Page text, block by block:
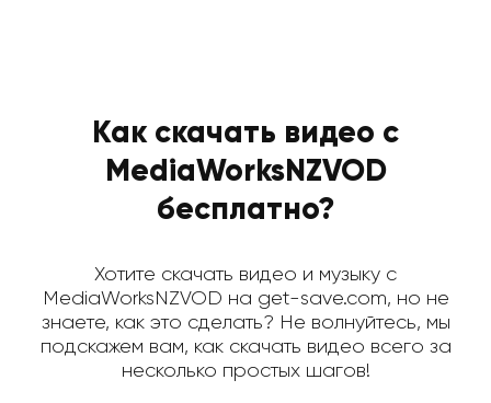
Как скачать видео с
MediaWorksNZVOD
бесплатно?
Хотите скачать видео и музыку с
MediaWorksNZVOD на get-save.com, но не
знаете, как это сделать? Не волнуйтесь, мы
подскажем вам, как скачать видео всего за
несколько простых шагов!